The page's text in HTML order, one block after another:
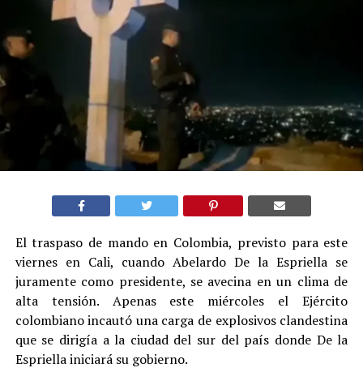
El traspaso de mando en Colombia, previsto para este
viernes en Cali, cuando Abelardo De la Espriella se
juramente como presidente, se avecina en un clima de
alta tensión. Apenas este miércoles el Ejército
colombiano incautó una carga de explosivos clandestina
que se dirigía a la ciudad del sur del país donde De la
Espriella iniciará su gobierno.